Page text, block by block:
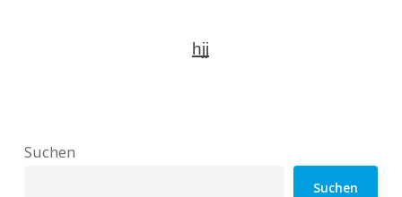
hjj
Suchen
Suchen